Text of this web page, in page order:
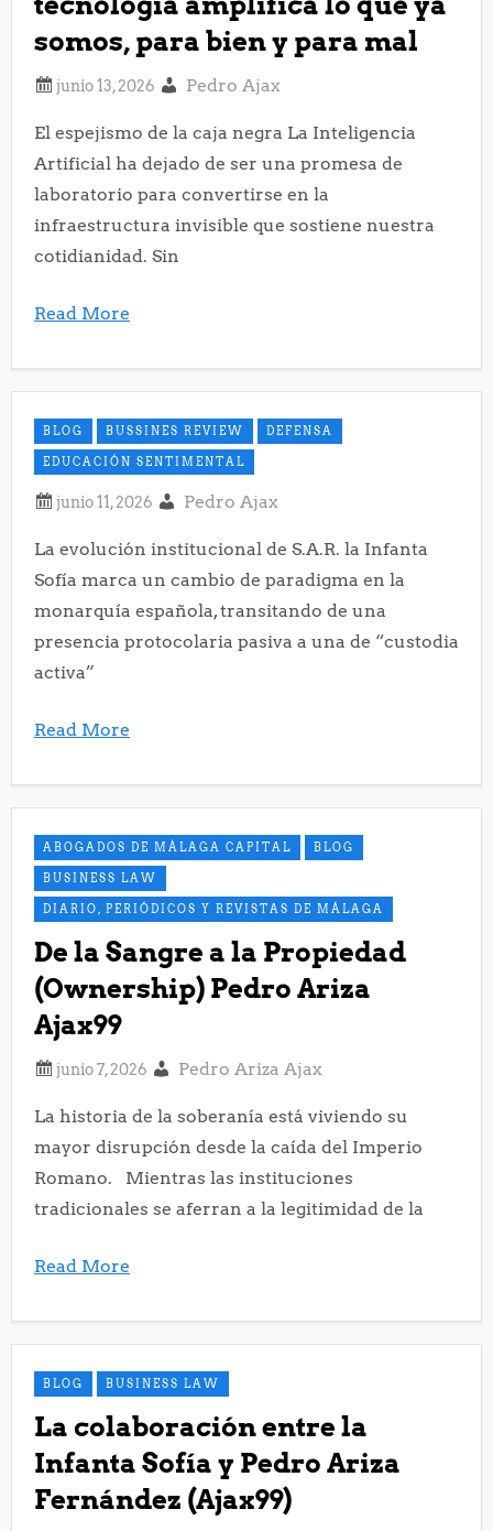
somos, para bien y para mal
Pedro Ajax
El espejismo de la caja negra La Inteligencia
Artificial ha dejado de ser una promesa de
laboratorio para convertirse en la
infraestructura invisible que sostiene nuestra
cotidianidad. Sin
Read More
BLOG BUSSINES REVIEW DEFENSA
EDUCACIÓN SENTIMENTAL
Pedro Ajax
La evolución institucional de S.A.R. la Infanta
Sofía marca un cambio de paradigma en la
monarquía española, transitando de una
presencia protocolaria pasiva a una de “custodia
activa”
Read More
ABOGADOS DE MÁLAGA CAPITAL BLOG
BUSINESS LAW
DIARIO, PERIÓDICOS Y REVISTAS DE MÁLAGA
De la Sangre a la Propiedad
(Ownership) Pedro Ariza
Ajax99
Pedro Ariza Ajax
La historia de la soberanía está viviendo su
mayor disrupción desde la caída del Imperio
Romano. Mientras las instituciones
tradicionales se aferran a la legitimidad de la
Read More
BLOG BUSINESS LAW
La colaboración entre la
Infanta Sofía y Pedro Ariza
Fernández (Ajax99)